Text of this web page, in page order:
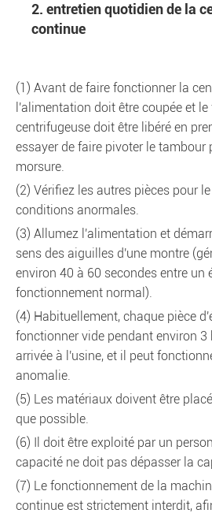
2. entretien quotidien de la
continue
(1) Avant de faire fonctionner la
l'alimentation doit être coupée et le
centrifugeuse doit être libéré en
essayer de faire pivoter le tambour
morsure.
(2) Vérifiez les autres pièces pour
conditions anormales.
(3) Allumez l'alimentation et
sens des aiguilles d'une montre
environ 40 à 60 secondes entre un
fonctionnement normal).
(4) Habituellement, chaque pièce
fonctionner vide pendant environ 3
arrivée à l'usine, et il peut
anomalie.
(5) Les matériaux doivent être
que possible.
(6) Il doit être exploité par un
capacité ne doit pas dépasser la
(7) Le fonctionnement de la
continue est strictement interdit,